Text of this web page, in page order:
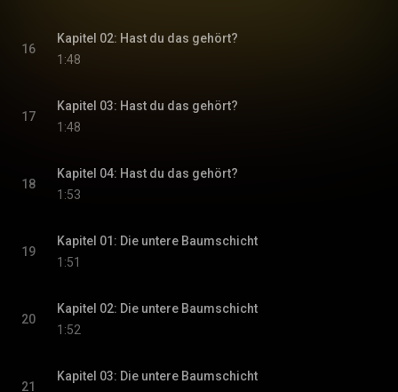
16
Kapitel 02: Hast du das gehört?
1:48
17
Kapitel 03: Hast du das gehört?
1:48
18
Kapitel 04: Hast du das gehört?
1:53
19
Kapitel 01: Die untere Baumschicht
1:51
20
Kapitel 02: Die untere Baumschicht
1:52
21
Kapitel 03: Die untere Baumschicht